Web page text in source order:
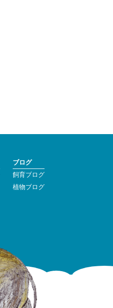
ブログ
飼育ブログ
植物ブログ